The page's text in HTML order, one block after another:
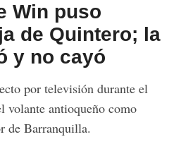
Win puso
de Quintero; la
y no cayó
por televisión durante el
volante antioqueño como
de Barranquilla.